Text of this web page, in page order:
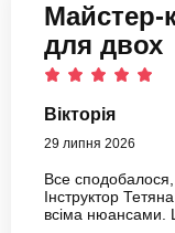
Майстер-
для двох
Вікторія
29 липня 2026
Все
Інструктор
всіма нюансами.